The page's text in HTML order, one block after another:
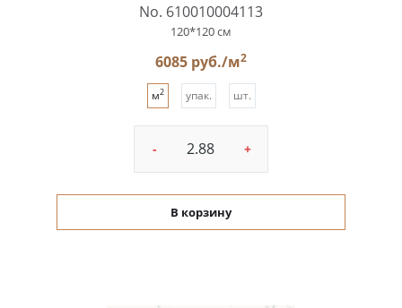
No. 610010004113
120*120 см
6085 руб./м2
м2 упак. шт.
- +
В корзину